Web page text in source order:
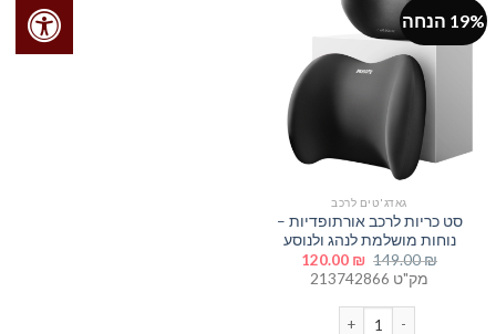
האפשרויות
בעמוד
המוצר
19% הנחה
גאדג'טים לרכב
סט כריות לרכב אורתופדיות –
נוחות מושלמת לנהג ולנוסע
149.00₪
המחיר
המקורי
היה:
120.00 ₪
מק"ט 213742866